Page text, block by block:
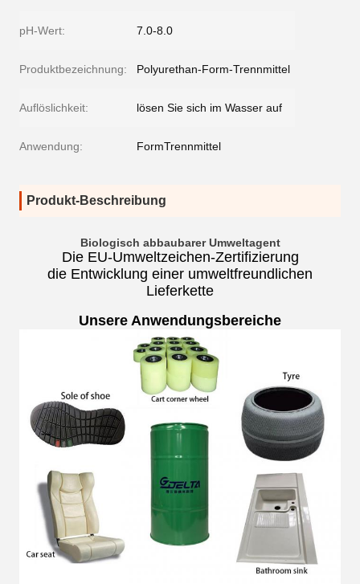
pH-Wert: 7.0-8.0
Produktbezeichnung: Polyurethan-Form-Trennmittel
Auflöslichkeit: lösen Sie sich im Wasser auf
Anwendung: FormTrennmittel
Produkt-Beschreibung
Biologisch abbaubarer Umweltagent
Die EU-Umweltzeichen-Zertifizierung
die Entwicklung einer umweltfreundlichen
Lieferkette
Unsere Anwendungsbereiche